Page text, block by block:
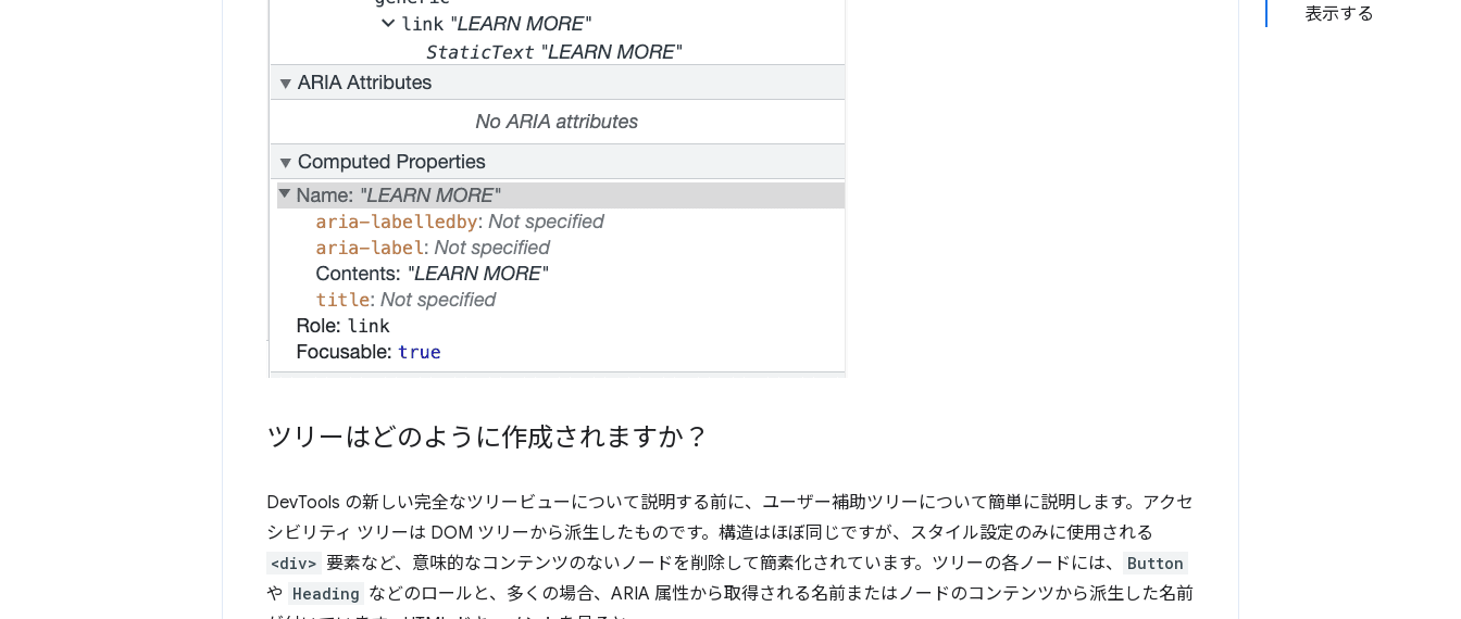
表示する
ツリーはどのように作成されますか？
DevTools の新しい完全なツリービューについて説明する前に、ユーザー補助ツリーについて簡単に説明します。アクセ
シビリティ ツリーは DOM ツリーから派生したものです。構造はほぼ同じですが、スタイル設定のみに使用される
<div> 要素など、意味的なコンテンツのないノードを削除して簡素化されています。ツリーの各ノードには、 Button
や Heading などのロールと、多くの場合、ARIA 属性から取得される名前またはノードのコンテンツから派生した名前